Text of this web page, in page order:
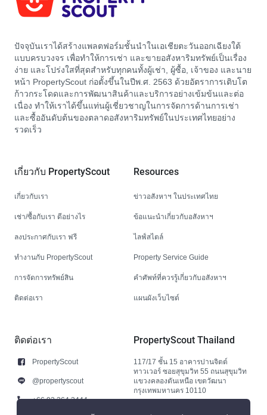
ปัจจุบันเราได้สร้างแพลตฟอร์มชั้นนำในเอเชียตะวันออกเฉียงใต้
แบบครบวงจร เพื่อทำให้การเช่า และขายอสังหาริมทรัพย์เป็นเรื่อง
ง่าย และโปร่งใสที่สุดสำหรับทุกคนทั้งผู้เช่า, ผู้ซื้อ, เจ้าของ และนาย
หน้า PropertyScout ก่อตั้งขึ้นในปีพ.ศ. 2563 ด้วยอัตราการเติบโต
ก้าวกระโดดและการพัฒนาสินค้าและบริการอย่างเข้มข้นและต่อ
เนื่อง ทำให้เราได้ขึ้นแท่นผู้เชี่ยวชาญในการจัดการด้านการเช่า
และซื้ออันดับต้นของตลาดอสังหาริมทรัพย์ในประเทศไทยอย่าง
รวดเร็ว
เกี่ยวกับ PropertyScout
เกี่ยวกับเรา
เช่า/ซื้อกับเรา ดีอย่างไร
ลงประกาศกับเรา ฟรี
ทำงานกับ PropertyScout
การจัดการทรัพย์สิน
ติดต่อเรา
Resources
ข่าวอสังหาฯ ในประเทศไทย
ข้อแนะนำเกี่ยวกับอสังหาฯ
ไลฟ์สไตล์
Property Service Guide
คำศัพท์ที่ควรรู้เกี่ยวกับอสังหาฯ
แผนผังเว็บไซต์
ติดต่อเรา
PropertyScout
@propertyscout
+66 92 264 3444
PropertyScout Thailand
117/17 ชั้น 15 อาคารปานจิตต์
ทาวเวอร์ ซอยสุขุมวิท 55 ถนนสุขุมวิท
แขวงคลองตันเหนือ เขตวัฒนา
กรุงเทพมหานคร 10110